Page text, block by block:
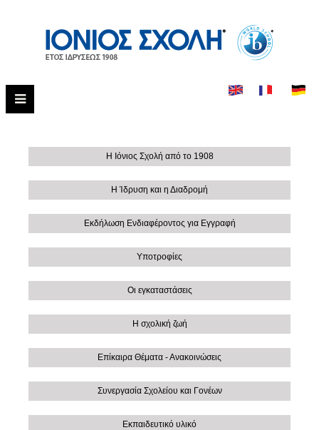
Η Ιόνιος Σχολή από το 1908
Η Ίδρυση και η Διαδρομή
Εκδήλωση Ενδιαφέροντος για Εγγραφή
Υποτροφίες
Οι εγκαταστάσεις
Η σχολική ζωή
Επίκαιρα Θέματα - Ανακοινώσεις
Συνεργασία Σχολείου και Γονέων
Εκπαιδευτικό υλικό